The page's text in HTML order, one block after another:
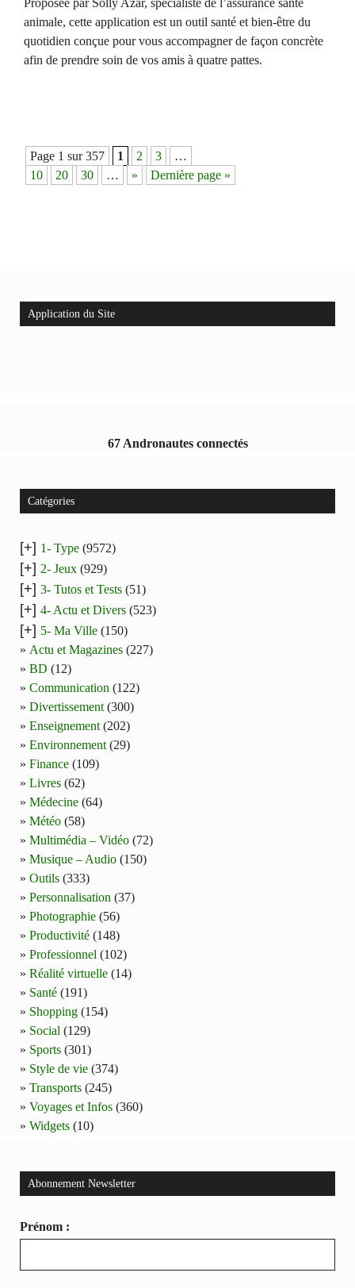
Proposée par Solly Azar, spécialiste de l’assurance santé
animale, cette application est un outil santé et bien-être du
quotidien conçue pour vous accompagner de façon concrète
afin de prendre soin de vos amis à quatre pattes.
Navigation
des
Page 1 sur 357 1 2 3
…
10
20 30 … » Dernière page »
Application du Site
67 Andronautes connectés
Catégories
[+] 1- Type (9572)
[+] 2- Jeux (929)
[+] 3- Tutos et Tests (51)
[+] 4- Actu et Divers (523)
[+] 5- Ma Ville (150)
Actu et Magazines (227)
BD (12)
Communication (122)
Divertissement (300)
Enseignement (202)
Environnement (29)
Finance (109)
Livres (62)
Médecine (64)
Météo (58)
Multimédia – Vidéo (72)
Musique – Audio (150)
Outils (333)
Personnalisation (37)
Photographie (56)
Productivité (148)
Professionnel (102)
Réalité virtuelle (14)
Santé (191)
Shopping (154)
Social (129)
Sports (301)
Style de vie (374)
Transports (245)
Voyages et Infos (360)
Widgets (10)
Abonnement Newsletter
Prénom :